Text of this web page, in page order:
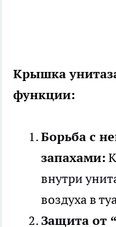
Крышка
функции:
Борьба с
запахами:
внутри
воздуха в
Защита от